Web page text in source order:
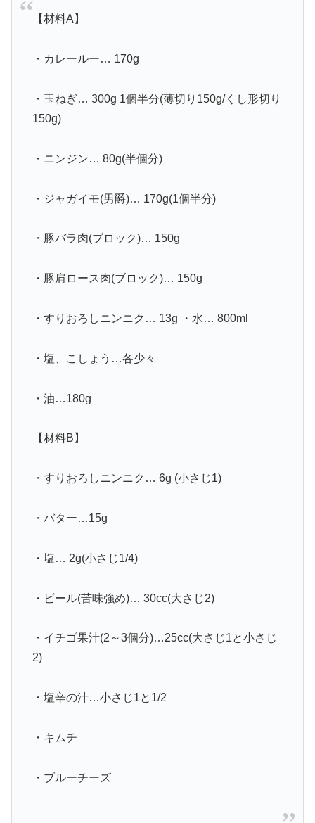
【材料A】
・カレールー… 170g
・玉ねぎ… 300g 1個半分(薄切り150g/くし形切り
150g)
・ニンジン… 80g(半個分)
・ジャガイモ(男爵)… 170g(1個半分)
・豚バラ肉(ブロック)… 150g
・豚肩ロース肉(ブロック)… 150g
・すりおろしニンニク… 13g ・水… 800ml
・塩、こしょう…各少々
・油…180g
【材料B】
・すりおろしニンニク… 6g (小さじ1)
・バター…15g
・塩… 2g(小さじ1/4)
・ビール(苦味強め)… 30cc(大さじ2)
・イチゴ果汁(2～3個分)…25cc(大さじ1と小さじ
2)
・塩辛の汁…小さじ1と1/2
・キムチ
・ブルーチーズ